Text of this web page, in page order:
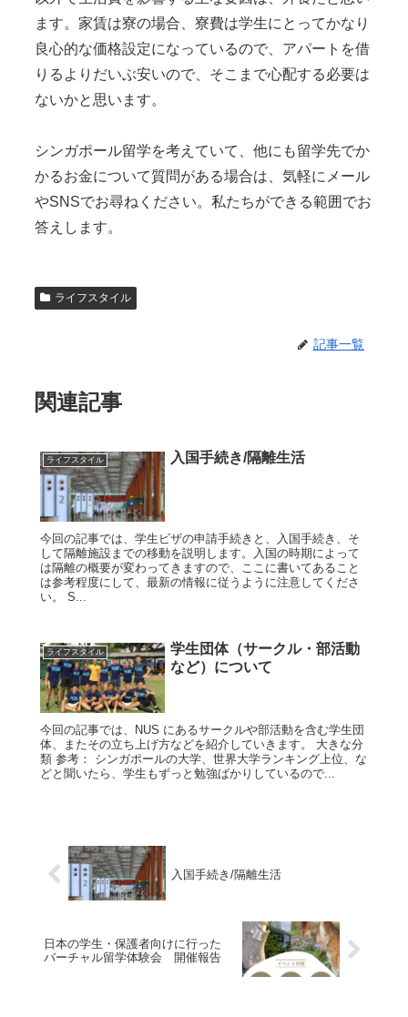
ます。家賃は寮の場合、寮費は学生にとってかなり
良心的な価格設定になっているので、アパートを借
りるよりだいぶ安いので、そこまで心配する必要は
ないかと思います。
シンガポール留学を考えていて、他にも留学先でか
かるお金について質問がある場合は、気軽にメール
やSNSでお尋ねください。私たちができる範囲でお
答えします。
ライフスタイル
記事一覧
関連記事
ライフスタイル 入国手続き/隔離生活
今回の記事では、学生ビザの申請手続きと、入国手続き、そ
して隔離施設までの移動を説明します。入国の時期によって
は隔離の概要が変わってきますので、ここに書いてあること
は参考程度にして、最新の情報に従うように注意してくださ
い。 S...
ライフスタイル
学生団体（サークル・部活動
など）について
今回の記事では、NUS にあるサークルや部活動を含む学生団
体、またその立ち上げ方などを紹介していきます。 大きな分
類 参考： シンガポールの大学、世界大学ランキング上位、な
どと聞いたら、学生もずっと勉強ばかりしているので...
入国手続き/隔離生活
日本の学生・保護者向けに行った
バーチャル留学体験会 開催報告